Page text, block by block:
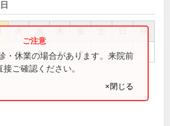
祝
● ● ● ●
・休業の場合があります。来院前
ご確認ください。
×閉じる